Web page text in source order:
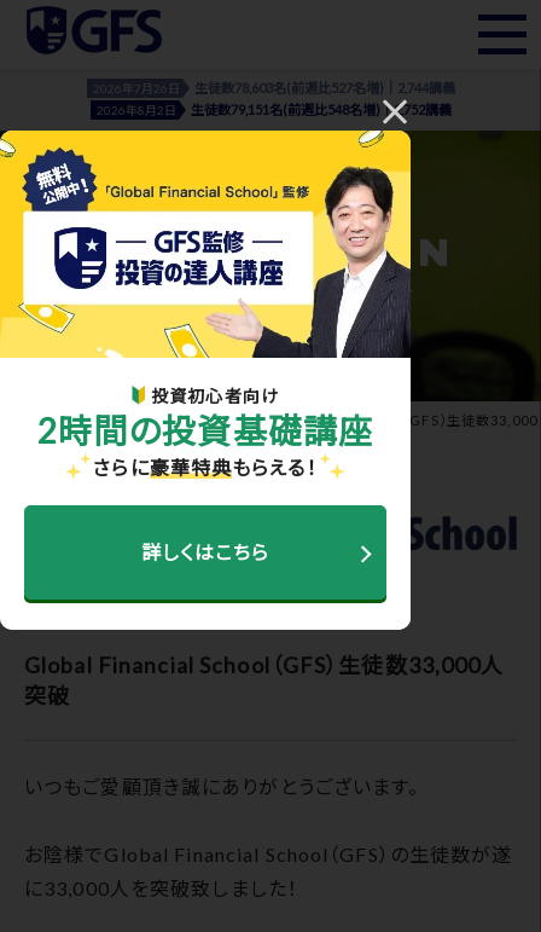
2026年7月26日 生徒数78,603名(前週比527名増)｜2,744講義
2026年8月2日 生徒数79,151名(前週比548名増)｜2,752講義
投資初心者向け
2時間の投資基礎講座
さらに豪華特典もらえる！
詳しくはこちら
INFORMATION
- お知らせ・メディア実績 -
ホーム>お知らせ・メディア実績> Global Financial School（GFS）生徒数33,000
人突破
Global Financial School（GFS）生徒数33,000人
突破
いつもご愛顧頂き誠にありがとうございます。
お陰様でGlobal Financial School（GFS）の生徒数が遂
に33,000人を突破致しました！